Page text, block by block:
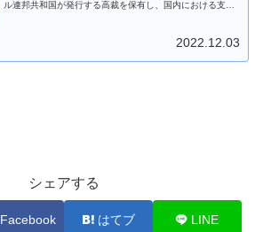
ル連邦共和国が発行する高裁を保有し、国内における支払
2022.12.03
シェアする
Facebook はてブ LINE